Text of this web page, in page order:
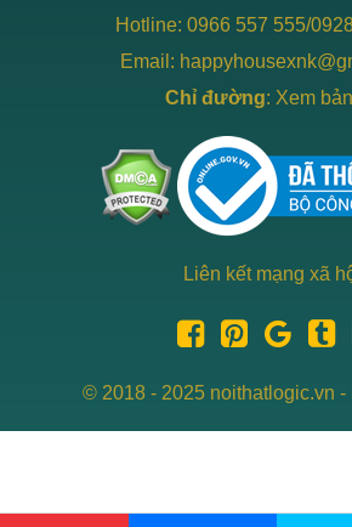
Hotline: 0966 557 555/
Email:
Chỉ đường: Xem
Liên kết mạng xã
© 2018 - 2025 noithatlogic.vn -